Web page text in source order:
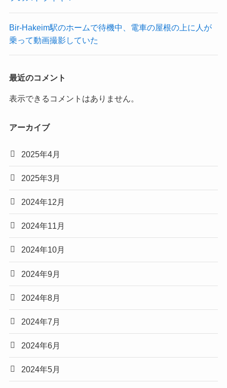
Bir-Hakeim駅のホームで待機中、電車の屋根の上に人が
乗って動画撮影していた
最近のコメント
表示できるコメントはありません。
アーカイブ
2025年4月
2025年3月
2024年12月
2024年11月
2024年10月
2024年9月
2024年8月
2024年7月
2024年6月
2024年5月